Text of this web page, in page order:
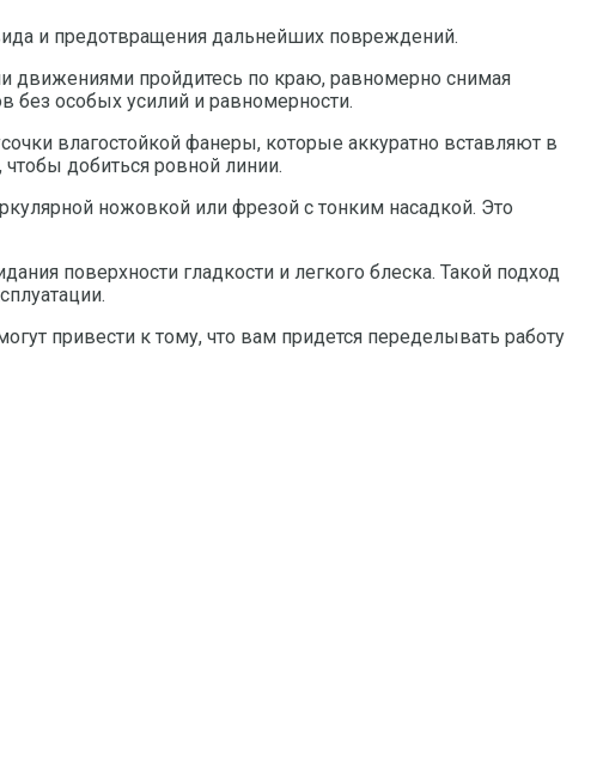
и предотвращения дальнейших повреждений.
движениями пройдитесь по краю, равномерно снимая
без особых усилий и равномерности.
влагостойкой фанеры, которые аккуратно вставляют в
добиться ровной линии.
ножовкой или фрезой с тонким насадкой. Это
поверхности гладкости и легкого блеска. Такой подход
привести к тому, что вам придется переделывать работу